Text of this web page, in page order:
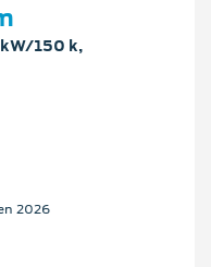
150 k,
2026